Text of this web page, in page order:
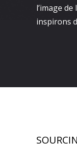
l’image
inspirons